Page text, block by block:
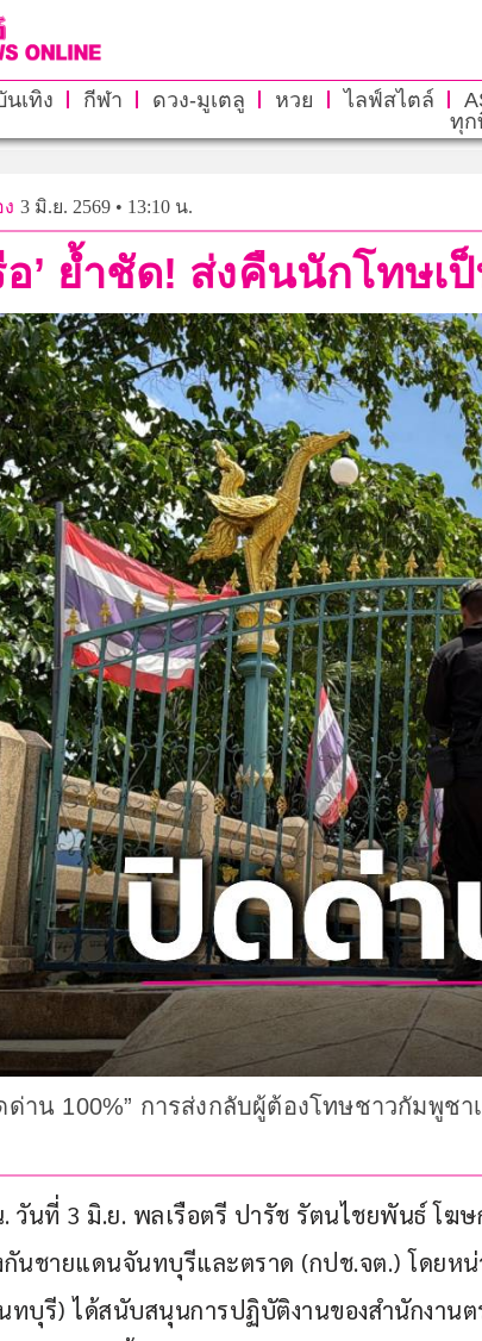
นเทิง กีฬา ดวง-มูเตลู หวย ไลฟ์สไตล์
ทุก
3 มิ.ย. 2569 • 13:10 น.
อ’ ย้ำชัด! ส่งคืนนักโทษ
ด่าน 100%” การส่งกลับผู้ต้องโทษชาวกัมพู
นชายแดนจันทบุรีและตราด (กปช.จต.) โดยหน่
บุรี) ได้สนับสนุนการปฏิบัติงานของสำนักงานตร